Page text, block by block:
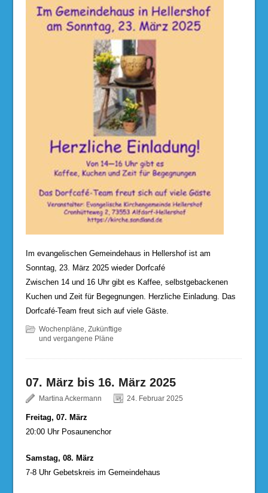
Im evangelischen Gemeindehaus in Hellershof ist am
Sonntag, 23. März 2025 wieder Dorfcafé
Zwischen 14 und 16 Uhr gibt es Kaffee, selbstgebackenen
Kuchen und Zeit für Begegnungen. Herzliche Einladung. Das
Dorfcafé-Team freut sich auf viele Gäste.
Wochenpläne, Zukünftige
und vergangene Pläne
07. März bis 16. März 2025
Martina Ackermann 24. Februar 2025
Freitag, 07. März
20:00 Uhr Posaunenchor
Samstag, 08. März
7-8 Uhr Gebetskreis im Gemeindehaus